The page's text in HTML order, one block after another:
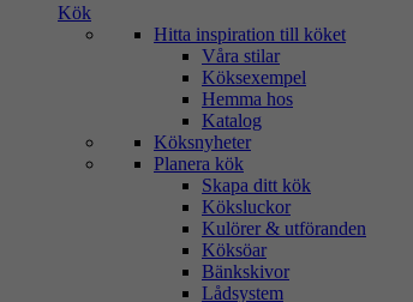
Kök
Hitta inspiration till köket
Våra stilar
Köksexempel
Hemma hos
Katalog
Köksnyheter
Planera kök
Skapa ditt kök
Köksluckor
Kulörer & utföranden
Köksöar
Bänkskivor
Lådsystem